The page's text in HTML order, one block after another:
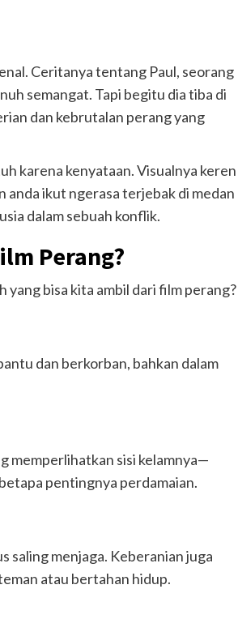
Ceritanya tentang Paul, seorang
semangat. Tapi begitu dia tiba di
dan kebrutalan perang yang
karena kenyataan. Visualnya keren
anda ikut ngerasa terjebak di medan
dalam sebuah konflik.
Perang?
yang bisa kita ambil dari film perang?
dan berkorban, bahkan dalam
memperlihatkan sisi kelamnya—
pentingnya perdamaian.
saling menjaga. Keberanian juga
atau bertahan hidup.